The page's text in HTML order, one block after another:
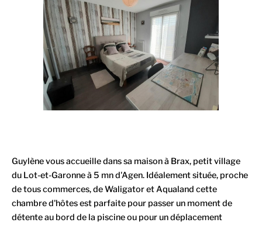
Guylène vous accueille dans sa maison à Brax, petit village
du Lot-et-Garonne à 5 mn d'Agen. Idéalement située, proche
de tous commerces, de Waligator et Aqualand cette
chambre d'hôtes est parfaite pour passer un moment de
détente au bord de la piscine ou pour un déplacement